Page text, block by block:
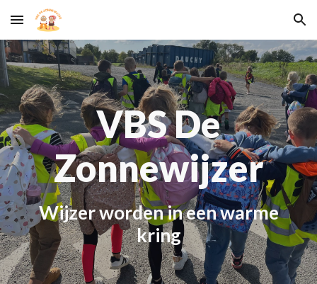
Skip to main content Skip to navigation
VBS De
Zonnewijzer
Wijzer worden in een warme
kring